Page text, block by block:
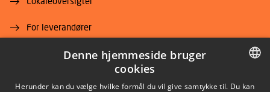
For leverandører
Job og karriere
DANISH
Denne hjemmeside bruger
cookies
Herunder kan du vælge hvilke formål du vil give samtykke til. Du kan